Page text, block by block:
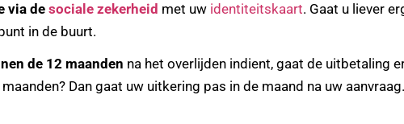
via de sociale zekerheid met uw identiteitskaart. Gaat u liever
in de buurt.
de 12 maanden na het overlijden indient, gaat de uitbetaling
Dan gaat uw uitkering pas in de maand na uw aanvraag.